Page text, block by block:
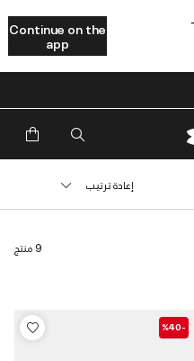
Continue on the
app
9 منتج
إعادة ترتيب
-%40